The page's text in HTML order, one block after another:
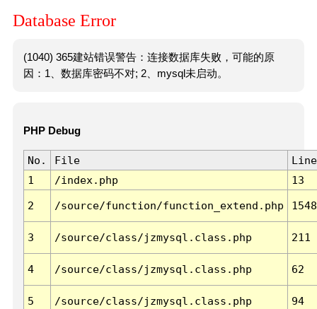
Database Error
(1040) 365建站错误警告：连接数据库失败，可能的原
因：1、数据库密码不对; 2、mysql未启动。
PHP Debug
No. File
Line
1
/index.php 13
2 /source/function/function_extend.php 1548
3 /source/class/jzmysql.class.php 211
4 /source/class/jzmysql.class.php 62
5 /source/class/jzmysql.class.php 94